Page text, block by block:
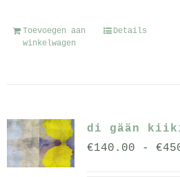
Toevoegen aan
winkelwagen
Details
di gään
€140.00 - €